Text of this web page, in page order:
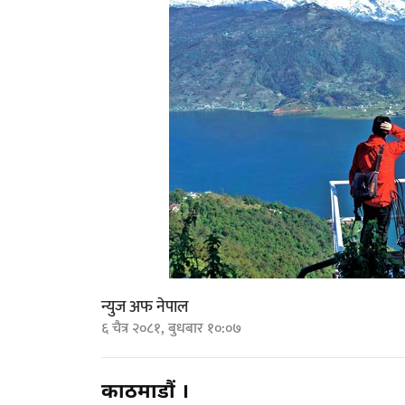
न्युज अफ नेपाल
६ चैत्र २०८१, बुधबार १०:०७
काठमाडौं ।